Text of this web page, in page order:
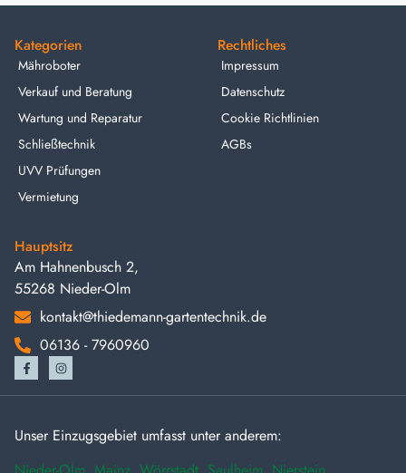
Kategorien
Mähroboter
Verkauf und Beratung
Wartung und Reparatur
Schließtechnik
UVV Prüfungen
Vermietung
Rechtliches
Impressum
Datenschutz
Cookie Richtlinien
AGBs
Hauptsitz
Am Hahnenbusch 2,
55268 Nieder-Olm
kontakt@thiedemann-gartentechnik.de
06136 - 7960960
Unser Einzugsgebiet umfasst unter anderem: